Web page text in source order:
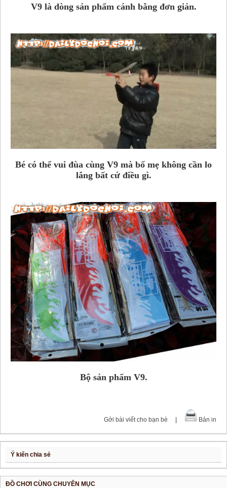
V9 là dòng sản phẩm cánh bằng đơn giản.
Bé có thể vui đùa cùng V9 mà bố mẹ không cần lo
lắng bất cứ điều gì.
Bộ sản phẩm V9.
Gởi bài viết cho bạn bè | Bản in
Ý kiến chia sẻ
ĐỒ CHƠI CÙNG CHUYÊN MỤC